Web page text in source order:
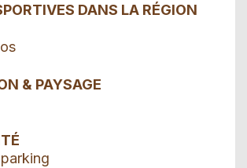
DANS LA RÉGION
& PAYSAGE